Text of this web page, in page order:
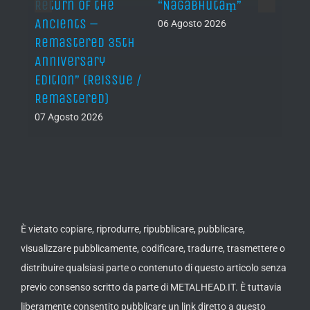
Return of the
Ancients –
Remastered 35th
Anniversary
Edition” (Reissue /
Remastered)
07 Agosto 2026
“Nāgabhūtaṃ”
06 Agosto 2026
È vietato copiare, riprodurre, ripubblicare, pubblicare,
visualizzare pubblicamente, codificare, tradurre, trasmettere o
distribuire qualsiasi parte o contenuto di questo articolo senza
previo consenso scritto da parte di METALHEAD.IT. È tuttavia
liberamente consentito pubblicare un link diretto a questo